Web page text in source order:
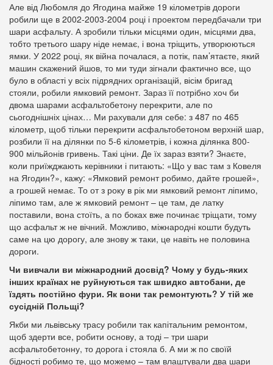
Але від Любомля до Ягодина майже 19 кілометрів дороги
робили ще в 2002-2003-2004 році і проектом передбачали три
шари асфальту. А зробили тільки місцями один, місцями два,
тобто третього шару ніде немає, і вона тріщить, утворюються
ямки. У 2022 році, як війна почалася, а потік, пам’ятаєте, який
машин скажений йшов, то ми туди зігнали фактично все, що
було в області у всіх підрядних організацій, вісім бригад
стояли, робили ямковий ремонт. Зараз її потрібно хоч би
двома шарами асфальтобетону перекрити, але по
сьогоднішніх цінах… Ми рахували для себе: з 487 по 465
кілометр, щоб тільки перекрити асфальтобетоном верхній шар,
розбили її на ділянки по 5-6 кілометрів, і кожна ділянка 800-
900 мільйонів гривень. Такі ціни. Де їх зараз взяти? Знаєте,
коли приїжджають керівники і питають: «Що у вас там з Ковеля
на Ягодин?», кажу: «Ямковий ремонт робимо, дайте грошей»,
а грошей немає. То от з року в рік ми ямковий ремонт ліпимо,
ліпимо там, але ж ямковий ремонт – це там, де латку
поставили, вона стоїть, а по боках вже починає тріщати, тому
що асфальт ж не вічний. Можливо, міжнародні кошти будуть
саме на цю дорогу, але знову ж таки, це навіть не половина
дороги.
Чи вивчали ви міжнародний досвід? Чому у будь-яких
інших країнах не руйнуються так швидко автобани, де
їздять постійно фури. Як вони так ремонтують? У тій же
сусідній Польщі?
Якби ми львівську трасу робили так капітальним ремонтом,
щоб здерти все, робити основу, а тоді – три шари
асфальтобетонну, то дорога і стояла б. А ми ж по своїй
бідності робимо те, що можемо – там влаштували два шари